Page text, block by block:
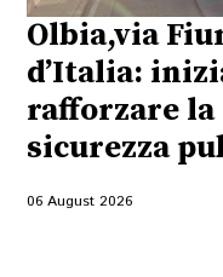
Olbia,via
d’Italia:
rafforzare la
sicurezza
06 August 2026